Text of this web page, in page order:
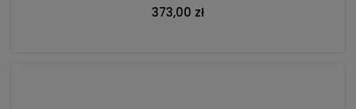
373,00 zł